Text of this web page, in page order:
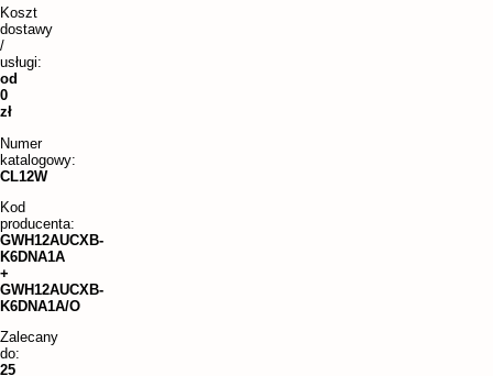
Koszt
dostawy
/
usługi:
od
0
zł
Numer
katalogowy:
CL12W
Kod
producenta:
GWH12AUCXB-
K6DNA1A
+
GWH12AUCXB-
K6DNA1A/O
Zalecany
do:
25